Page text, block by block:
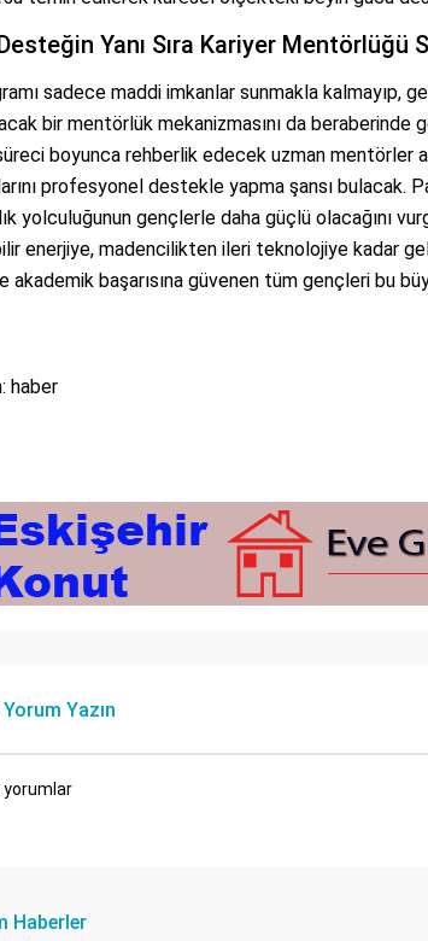
Yanı Sıra Kariyer Mentörlüğü
sadece maddi imkanlar sunmakla kalmayıp,
bir mentörlük mekanizmasını da beraberinde
boyunca rehberlik edecek uzman mentörler
profesyonel destekle yapma şansı bulacak.
yolculuğunun gençlerle daha güçlü olacağını
enerjiye, madencilikten ileri teknolojiye kadar
akademik başarısına güvenen tüm gençleri bu
haber
Yazın
yorumlar
Haberler